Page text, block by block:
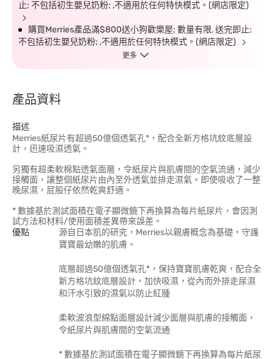
止; 不包括初生嬰兒奶粉; ,不適用於任何特快模式。(網店限定)
購買Merries產品滿$800送小狗歡樂屋; 數量有限, 送完即止;
不包括初生嬰兒奶粉; ,不適用於任何特快模式。(網店限定)
更多
產品資料
描述
Merries紙尿片有超過50億個透氣孔*，配合全新方格坑紋底層設
計，迅速吸濕透氣。
另獨有超柔軟棉點透氣面層，令紙尿片與肌膚間的空氣流通，減少
接觸面，讓整個紙尿片由內至外透氣並排走濕氣。即使吸收了一整
晚尿濕，屁股仔依然乾爽舒適。
* 數據基於測試面積在電子顯微鏡下再換算為每片紙尿片，會因測
試方法和材料/使用面積差異帶來誤差。
優點
源自日本肌的研究，Merries以親膚概念為基礎，守護
寶寶最幼嫩的肌膚。
底層超過50億個透氣孔*，保持寶寶肌膚乾爽，配合全
新方格坑紋底層設計，加快吸濕，從內而外排走尿濕
和汗水引致的濕氣以防止紅腫
柔軟波浪型綿點面層設計減少面層與肌膚的接觸面，
令紙尿片與肌膚間的空氣流通
* 數據基於測試面積在電子顯微鏡下再換算為每片紙尿